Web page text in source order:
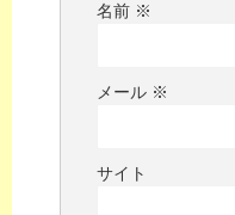
名前 ※
メール ※
サイト